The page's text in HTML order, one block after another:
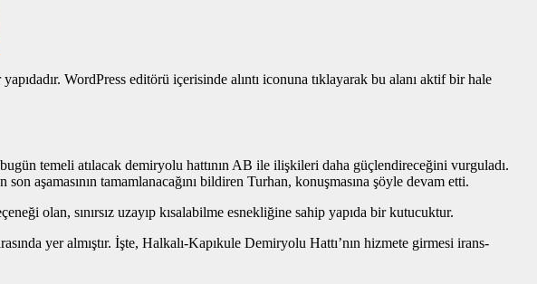
WordPress editörü içerisinde alıntı iconuna tıklayarak bu alanı aktif bir hale
temeli atılacak demiryolu hattının AB ile ilişkileri daha güçlendireceğini vurguladı.
aşamasının tamamlanacağını bildiren Turhan, konuşmasına şöyle devam etti.
olan, sınırsız uzayıp kısalabilme esnekliğine sahip yapıda bir kutucuktur.
yer almıştır. İşte, Halkalı-Kapıkule Demiryolu Hattı’nın hizmete girmesi irans-